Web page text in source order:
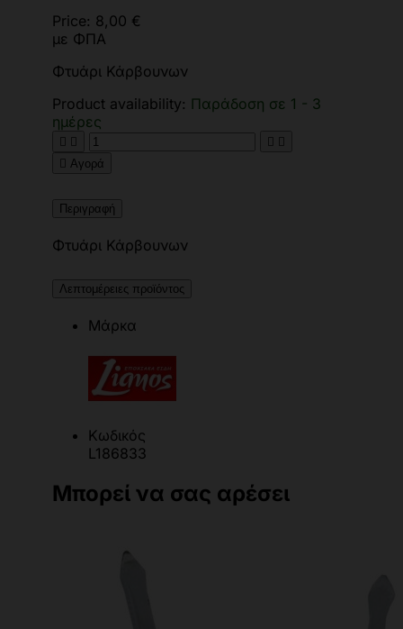
Price: 8,00 €
με ΦΠΑ
Φτυάρι Κάρβουνων
Product availability: Παράδοση σε 1 - 3
ημέρες
   
 Αγορά
Περιγραφή
Φτυάρι Κάρβουνων
Λεπτομέρειες προϊόντος
Μάρκα
Κωδικός
L186833
Μπορεί να σας αρέσει